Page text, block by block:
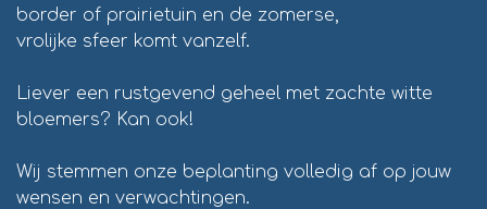
border of prairietuin en de zomerse,
vrolijke sfeer komt vanzelf.
Liever een rustgevend geheel met zachte witte
bloemers? Kan ook!
Wij stemmen onze beplanting volledig af op jouw
wensen en verwachtingen.